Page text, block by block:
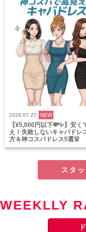
2026.07.27 NEW
【¥5,000円以下💸✨】安く
え！失敗しないキャバドレ
方＆神コスパドレス5選👗
スタ
WEEKLLY